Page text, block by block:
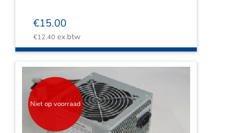
€15.00
€12.40 ex.btw
Niet op voorraad